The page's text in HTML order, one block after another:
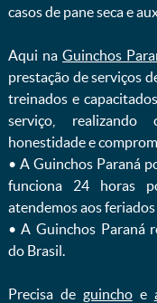
casos de pane seca e
Aqui naGuinchos
prestação de serviços
treinados e
serviço, realizando
honestidade e
ㅤㅤ• A Guinchos
funciona 24 horas
atendemos aos
ㅤㅤ• A Guinchos
do Brasil.
Precisa de guinchoe